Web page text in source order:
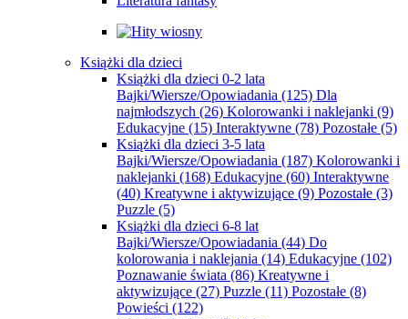
Książki dla dzieci
Książki dla dzieci 0-2 lata
Bajki/Wiersze/Opowiadania (125) Dla
najmłodszych (26) Kolorowanki i naklejanki (9)
Edukacyjne (15) Interaktywne (78) Pozostałe (5)
Książki dla dzieci 3-5 lata
Bajki/Wiersze/Opowiadania (187) Kolorowanki i
naklejanki (168) Edukacyjne (60) Interaktywne
(40) Kreatywne i aktywizujące (9) Pozostałe (3)
Puzzle (5)
Książki dla dzieci 6-8 lat
Bajki/Wiersze/Opowiadania (44) Do
kolorowania i naklejania (14) Edukacyjne (102)
Poznawanie świata (86) Kreatywne i
aktywizujące (27) Puzzle (11) Pozostałe (8)
Powieści (122)